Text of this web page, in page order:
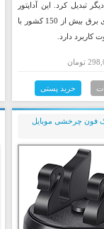
تبدیل کرد. این آداپتور
برای سوکت های برق بیش از 150 کشور با
کاربرد دارد.
خرید پستی
فون چرخشی موبایل